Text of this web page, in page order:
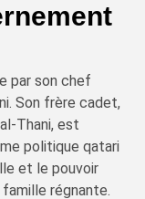
par son chef
Son frère cadet,
Thani, est
politique qatari
et le pouvoir
régnante.